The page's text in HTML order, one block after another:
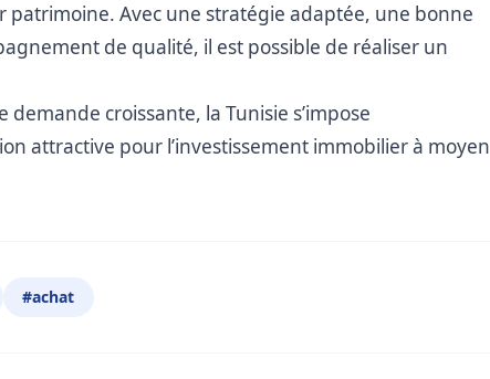
patrimoine. Avec une stratégie adaptée, une bonne
de qualité, il est possible de réaliser un
croissante, la Tunisie s’impose
attractive pour l’investissement immobilier à moyen
#achat